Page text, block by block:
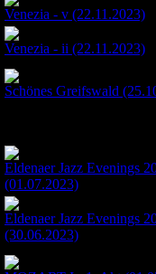
Venezia - v (22.11.2023)
Venezia - ii (22.11.2023)
Schönes Greifswald
Eldenaer Jazz Evenings
(01.07.2023)
Eldenaer Jazz Evenings
(30.06.2023)